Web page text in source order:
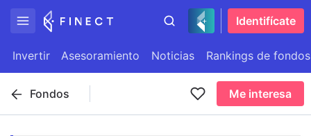
Identifícate
Invertir Asesoramiento Noticias Rankings de fondos
Fondos Me interesa